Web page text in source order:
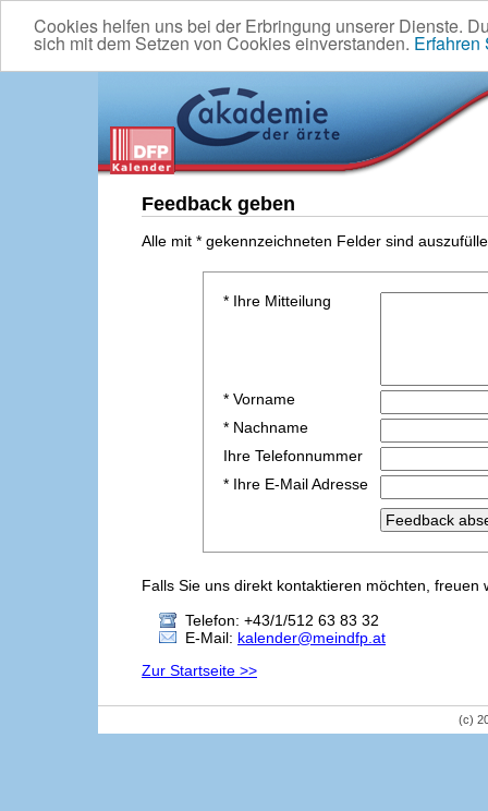
Cookies helfen uns bei der Erbringung unserer Dienste.
sich mit dem Setzen von Cookies einverstanden. Erfahren
Feedback geben
Alle mit * gekennzeichneten Felder sind
* Ihre Mitteilung
* Vorname
* Nachname
Ihre Telefonnummer
* Ihre E-Mail Adresse
Falls Sie uns direkt kontaktieren möchten,
Telefon: +43/1/512 63 83 32
E-Mail: kalender@meindfp.at
Zur Startseite >>
(c)